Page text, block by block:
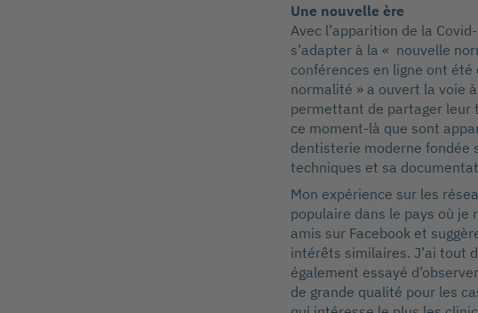
Une nouvelle ère
Avec l’apparition de la
s’adapter à la « nouvelle
conférences en ligne ont
normalité » a ouvert la voie
permettant de partager leur
ce moment-là que sont
dentisterie moderne fondée
techniques et sa
Mon expérience sur les
populaire dans le pays où je
amis sur Facebook et
intérêts similaires. J’ai tout
également essayé
de grande qualité pour les